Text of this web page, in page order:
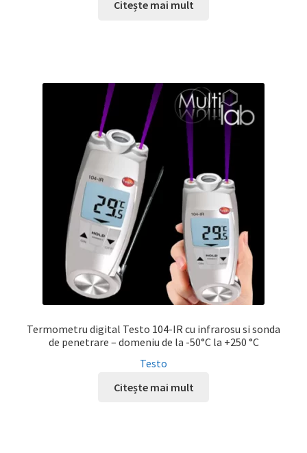
Citește mai mult
Termometru digital Testo 104-IR cu infrarosu si sonda
de penetrare – domeniu de la -50°C la +250 °C
Testo
Citește mai mult